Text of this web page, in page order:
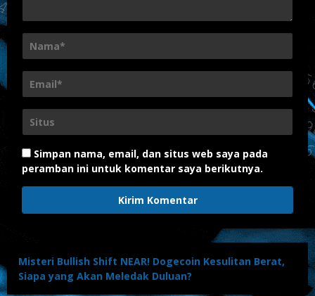
Simpan nama, email, dan situs web saya pada
peramban ini untuk komentar saya berikutnya.
Misteri Bullish Shift NEAR! Dogecoin Kesulitan Berat,
Siapa yang Akan Meledak Duluan?